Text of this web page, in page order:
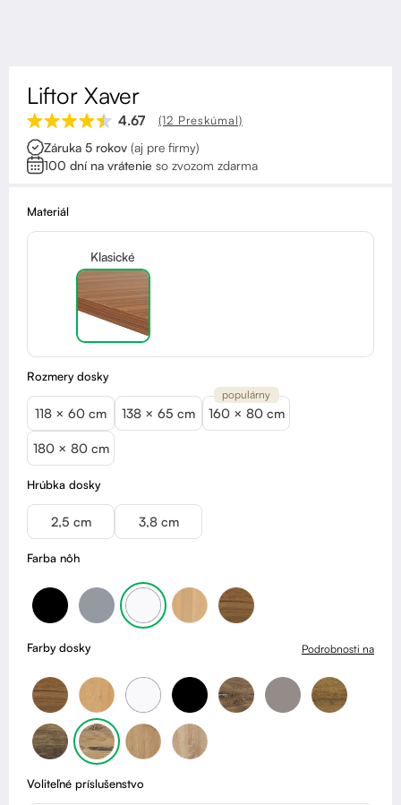
Stojany na monitor - Riser
Skrinky so zásuvkami a zásuvky
Akustické paravány
Opierky
Liftor Xaver
4.67 (12 Preskúmal)
Záruka 5 rokov (aj pre firmy)
100 dní na vrátenie so zvozom zdarma
Materiál
Klasické
Farba nôh
Hrúbka dosky
2,5 cm 3,8 cm
Rozmery dosky
118 × 60 cm 138 × 65 cm 160 × 80 cm
populárny
180 × 80 cm
Farby dosky Podrobnosti na
Voliteľné príslušenstvo